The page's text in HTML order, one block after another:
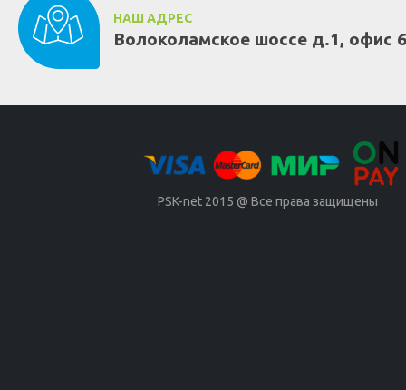
НАШ АДРЕС
Волоколамское шоссе д.1, офис
PSK-net 2015 @ Все права защищены